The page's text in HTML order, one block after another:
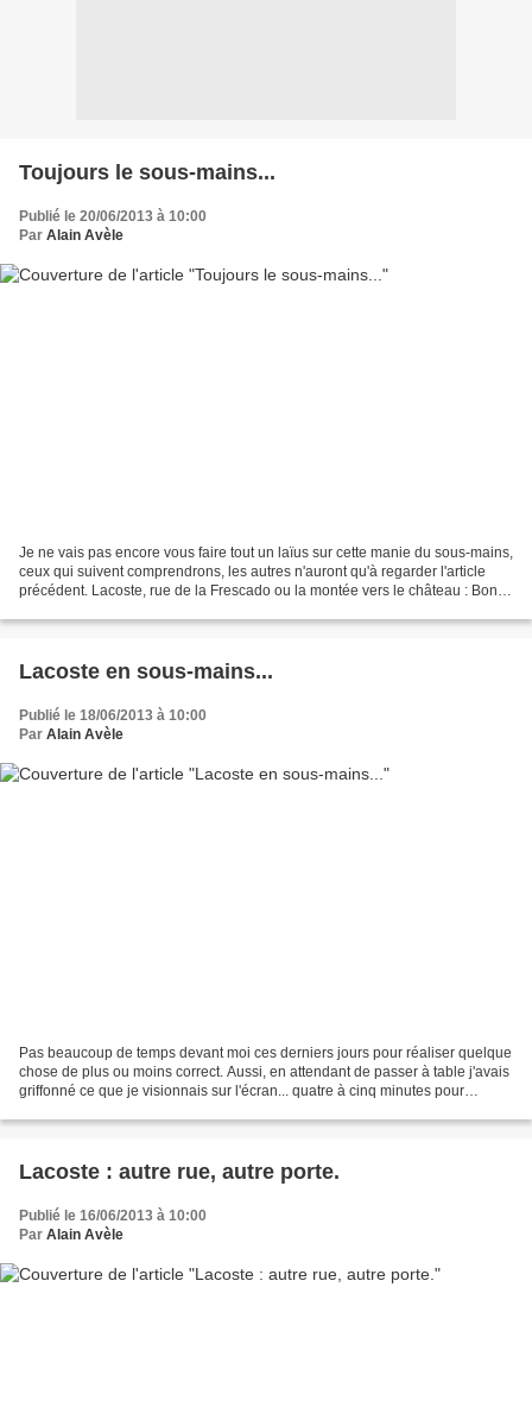
Toujours le sous-mains...
Publié le 20/06/2013 à 10:00
Par Alain Avèle
Je ne vais pas encore vous faire tout un laïus sur cette manie du sous-mains,
ceux qui suivent comprendrons, les autres n'auront qu'à regarder l'article
précédent. Lacoste, rue de la Frescado ou la montée vers le château : Bon,
Lacoste en sous-mains...
Publié le 18/06/2013 à 10:00
Par Alain Avèle
Pas beaucoup de temps devant moi ces derniers jours pour réaliser quelque
chose de plus ou moins correct. Aussi, en attendant de passer à table j'avais
griffonné ce que je visionnais sur l'écran... quatre à cinq minutes pour
Lacoste : autre rue, autre porte.
Publié le 16/06/2013 à 10:00
Par Alain Avèle